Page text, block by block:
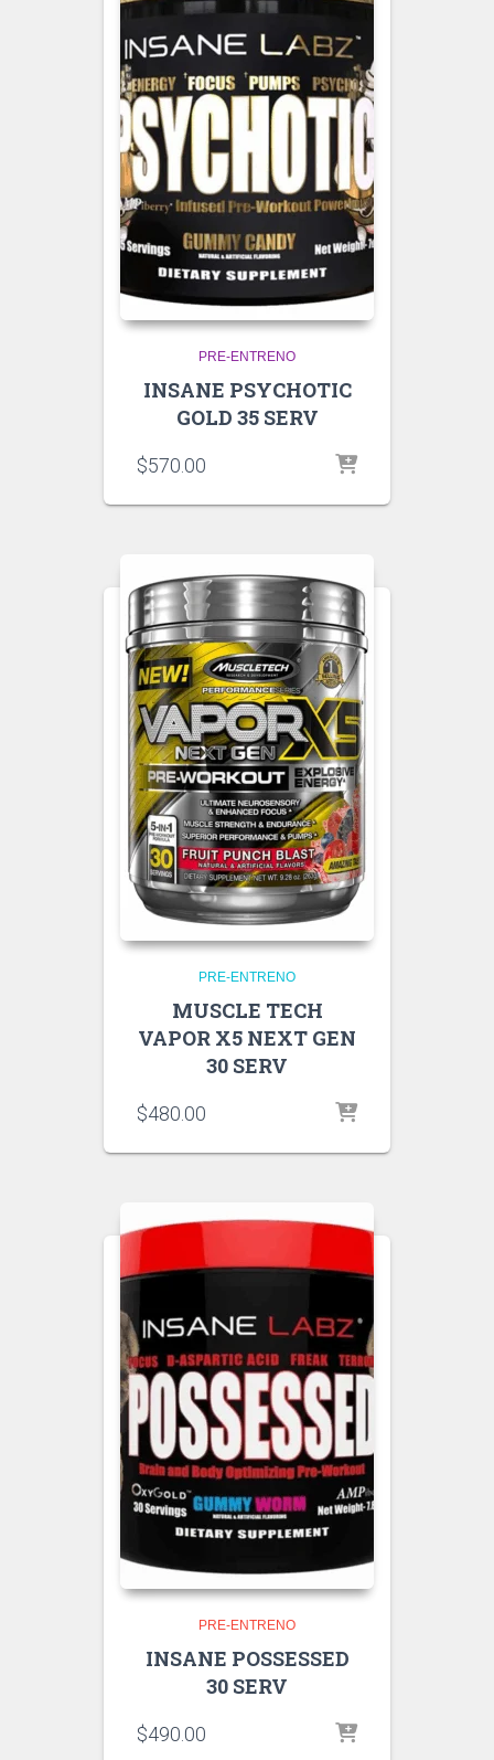
PRE-ENTRENO
INSANE PSYCHOTIC
GOLD 35 SERV
$570.00
PRE-ENTRENO
MUSCLE TECH
VAPOR X5 NEXT GEN
30 SERV
$480.00
PRE-ENTRENO
INSANE POSSESSED
30 SERV
$490.00